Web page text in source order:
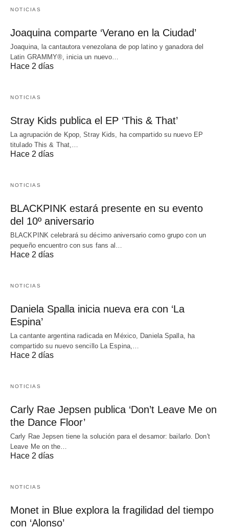
NOTICIAS
Joaquina comparte ‘Verano en la Ciudad’
Joaquina, la cantautora venezolana de pop latino y ganadora del
Latin GRAMMY®, inicia un nuevo…
Hace 2 días
NOTICIAS
Stray Kids publica el EP ‘This & That’
La agrupación de Kpop, Stray Kids, ha compartido su nuevo EP
titulado This & That,…
Hace 2 días
NOTICIAS
BLACKPINK estará presente en su evento
del 10º aniversario
BLACKPINK celebrará su décimo aniversario como grupo con un
pequeño encuentro con sus fans al…
Hace 2 días
NOTICIAS
Daniela Spalla inicia nueva era con ‘La
Espina’
La cantante argentina radicada en México, Daniela Spalla, ha
compartido su nuevo sencillo La Espina,…
Hace 2 días
NOTICIAS
Carly Rae Jepsen publica ‘Don’t Leave Me on
the Dance Floor’
Carly Rae Jepsen tiene la solución para el desamor: bailarlo. Don't
Leave Me on the…
Hace 2 días
NOTICIAS
Monet in Blue explora la fragilidad del tiempo
con ‘Alonso’